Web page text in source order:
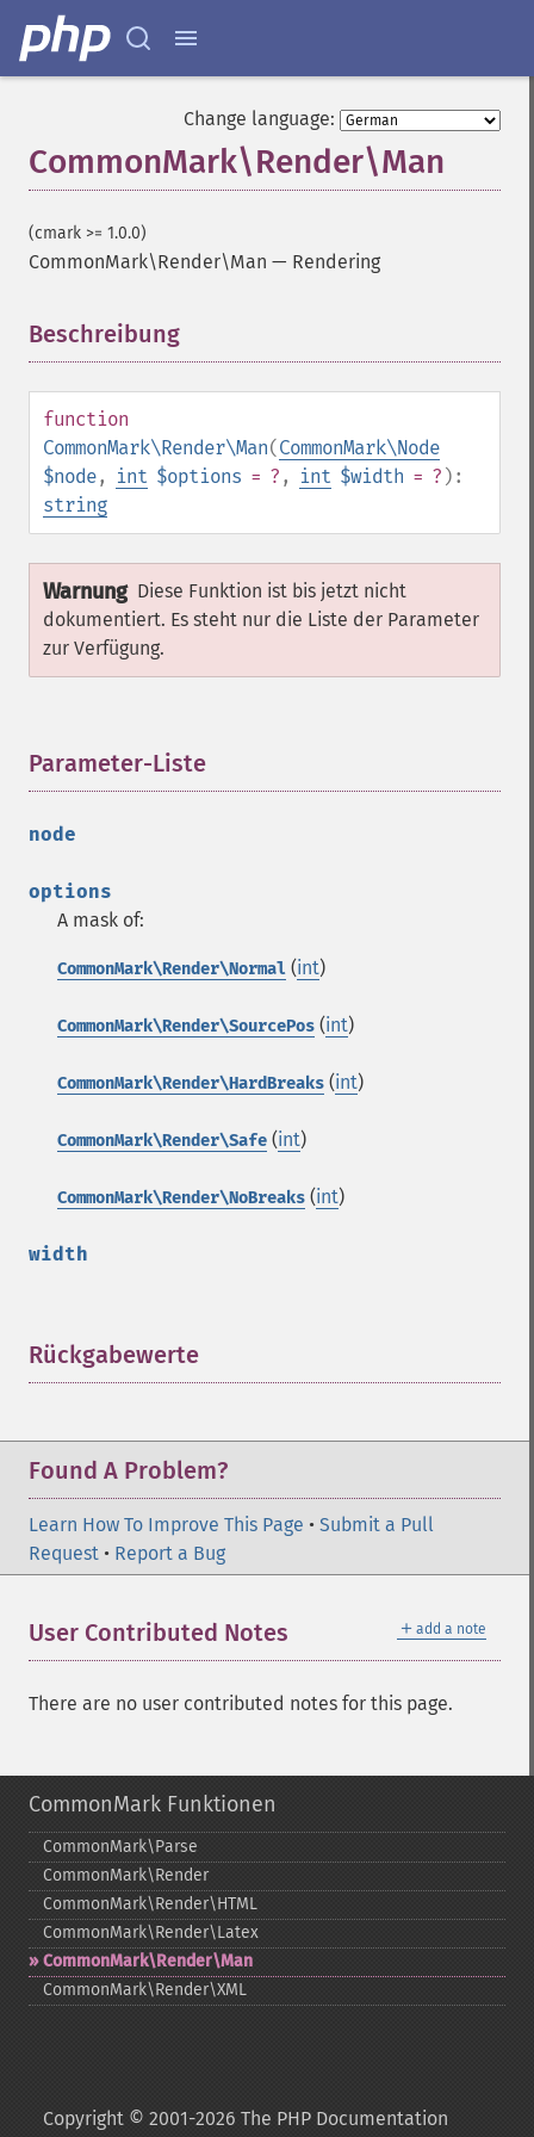
Change language:
CommonMark\Render\Man
(cmark >= 1.0.0)
CommonMark\Render\Man — Rendering
Beschreibung
function
CommonMark\Render\Man(CommonMark\Node
$node, int $options = ? , int $width = ? ):
string
Warnung Diese Funktion ist bis jetzt nicht
dokumentiert. Es steht nur die Liste der Parameter
zur Verfügung.
Parameter-Liste
node
options
A mask of:
CommonMark\Render\Normal (int)
CommonMark\Render\SourcePos (int)
CommonMark\Render\HardBreaks (int)
CommonMark\Render\Safe (int)
CommonMark\Render\NoBreaks (int)
width
Rückgabewerte
Found A Problem?
Learn How To Improve This Page • Submit a Pull
Request • Report a Bug
＋ add a note
User Contributed Notes
There are no user contributed notes for this page.
CommonMark Funktionen
CommonMark\Parse
CommonMark\Render
CommonMark\Render\HTML
CommonMark\Render\Latex
CommonMark\Render\Man
CommonMark\Render\XML
Copyright © 2001-2026 The PHP Documentation